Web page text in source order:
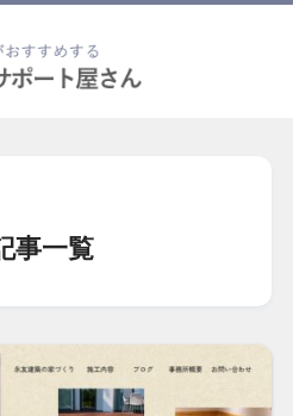
事一覧